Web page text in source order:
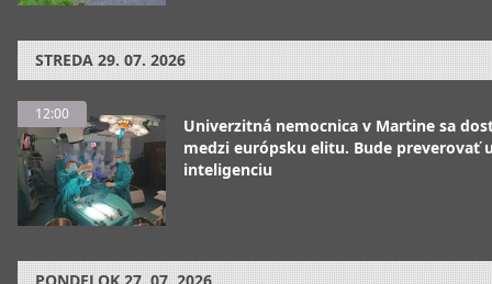
STREDA 29. 07. 2026
12:00
Univerzitná nemocnica v Martine sa
medzi európsku elitu. Bude preverovať
inteligenciu